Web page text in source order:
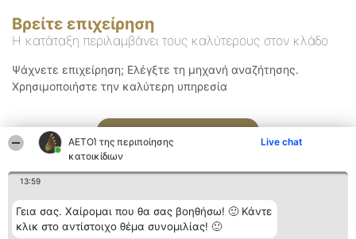
ΑΕΤΟΊ της περιποίησης
κατοικίδιων
Live chat
13:59
Γεια σας. Χαίρομαι που θα σας βοηθήσω! 🙂 Κάντε
κλικ στο αντίστοιχο θέμα συνομιλίας! 🙂
Βρείτε επιχείρηση
Η κατάταξη περιλαμβάνει τους καλύτερους στον κλάδο
Ψάχνετε επιχείρηση; Ελέγξτε τη μηχανή αναζήτησης.
Χρησιμοποιήστε την καλύτερη υπηρεσία
Αναζήτηση